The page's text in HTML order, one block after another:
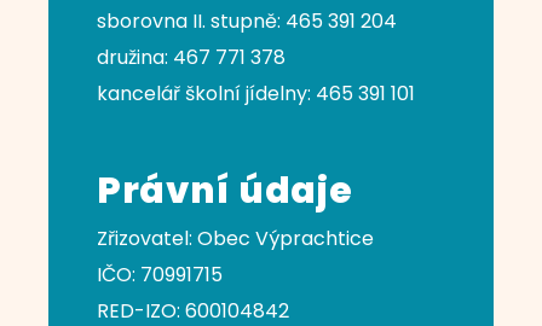
sborovna II. stupně: 465 391 204
družina: 467 771 378
kancelář školní jídelny: 465 391 101
Právní údaje
Zřizovatel: Obec Výprachtice
IČO: 70991715
RED-IZO: 600104842